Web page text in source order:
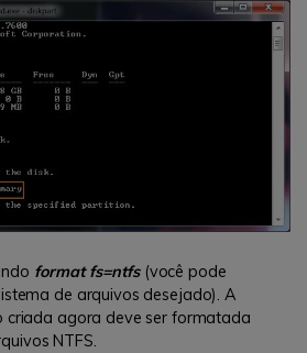
format fs=ntfs(você pode
de arquivos desejado). A
criada agora deve ser formatada
NTFS.